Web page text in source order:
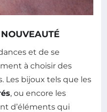
et de se
à choisir des
Les bijoux tels que les
, ou encore les
d’éléments qui